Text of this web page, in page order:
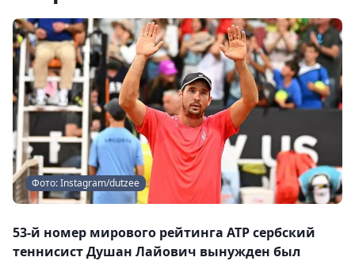
Фото: Instagram/dutzee
53-й номер мирового рейтинга ATP сербский
теннисист Душан Лайович вынужден был